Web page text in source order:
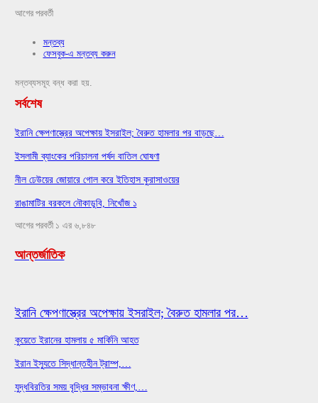
আগের পরবর্তী
মন্তব্য
ফেসবুক-এ মন্তব্য করুন
মন্তব্যসমূহ বন্ধ করা হয়.
সর্বশেষ
ইরানি ক্ষেপণাস্ত্রের অপেক্ষায় ইসরাইল; বৈরুত হামলার পর বাড়ছে…
ইসলামী ব্যাংকের পরিচালনা পর্ষদ বাতিল ঘোষণা
নীল ঢেউয়ের জোয়ারে গোল করে ইতিহাস কুরাসাওয়ের
রাঙামাটির বরকলে নৌকাডুবি, নিখোঁজ ১
আগের পরবর্তী ১ এর ৬,৮৪৮
আন্তর্জাতিক
ইরানি ক্ষেপণাস্ত্রের অপেক্ষায় ইসরাইল; বৈরুত হামলার পর…
কুয়েতে ইরানের হামলায় ৫ মার্কিনি আহত
ইরান ইস্যুতে সিদ্ধান্তহীন ট্রাম্প,…
যুদ্ধবিরতির সময় বৃদ্ধির সম্ভাবনা ক্ষীণ,…